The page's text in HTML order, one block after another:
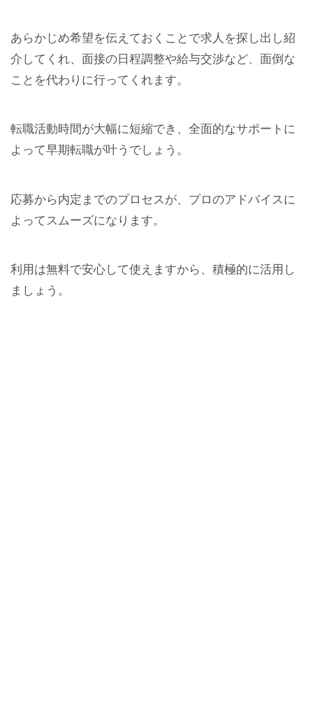
あらかじめ希望を伝えておくことで求人を探し出し紹
介してくれ、面接の日程調整や給与交渉など、面倒な
ことを代わりに行ってくれます。
転職活動時間が大幅に短縮でき、全面的なサポートに
よって早期転職が叶うでしょう。
応募から内定までのプロセスが、プロのアドバイスに
よってスムーズになります。
利用は無料で安心して使えますから、積極的に活用し
ましょう。